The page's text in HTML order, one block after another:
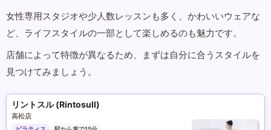
女性専用スタジオや少人数レッスンも多く、かわいいウェアな
ど、ライフスタイルの一部として楽しめるのも魅力です。
店舗によって特徴が異なるため、まずは自分に合うスタイルを
見つけてみましょう。
リントスル (Rintosull)
高松店